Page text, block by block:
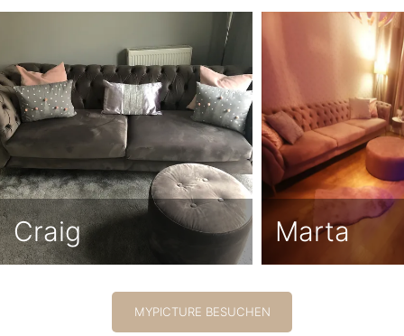
Craig Marta
MYPICTURE BESUCHEN